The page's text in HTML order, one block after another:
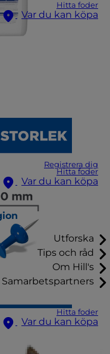
Hitta foder
Var du kan köpa
Registrera dig
Hitta foder
Var du kan köpa
Utforska
Tips och råd
Om Hill's
Samarbetspartners
Hitta foder
Var du kan köpa